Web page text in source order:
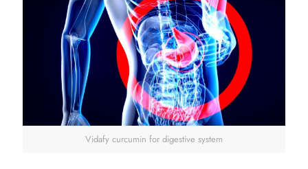
Vidafy curcumin for digestive system